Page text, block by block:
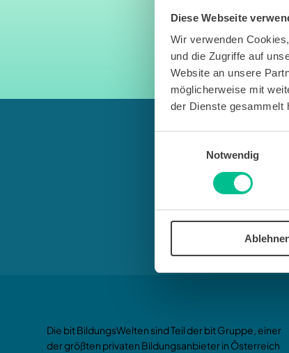
Diese Webseite
Wir verwenden
und die Zugriffe auf
Website an unsere
möglicherweise mit
der Dienste gesammelt
Notwendig
Viel Spaß beim Lernen!
Die bit BildungsWelten sind Teil der bit Gruppe, einer
der größten privaten Bildungsanbieter in Österreich